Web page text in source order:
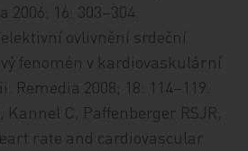
2006; 16: 303–304.
ovlivnění srdeční
fenomén v kardiovaskulární
2008; 18: 114–119.
Kannel C, Paffenberger RSJR,
rate and cardiovascular